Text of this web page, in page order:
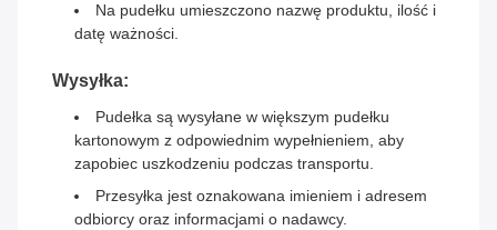
Na pudełku umieszczono nazwę produktu, ilość i
datę ważności.
Wysyłka:
Pudełka są wysyłane w większym pudełku
kartonowym z odpowiednim wypełnieniem, aby
zapobiec uszkodzeniu podczas transportu.
Przesyłka jest oznakowana imieniem i adresem
odbiorcy oraz informacjami o nadawcy.